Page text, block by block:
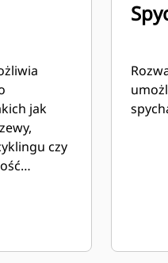
jak
czy